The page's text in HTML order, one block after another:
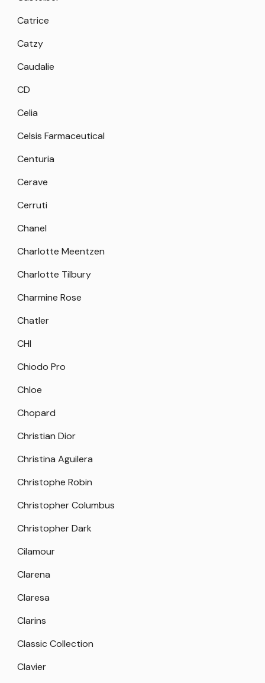
Catrice
Catzy
Caudalie
CD
Celia
Celsis Farmaceutical
Centuria
Cerave
Cerruti
Chanel
Charlotte Meentzen
Charlotte Tilbury
Charmine Rose
Chatler
CHI
Chiodo Pro
Chloe
Chopard
Christian Dior
Christina Aguilera
Christophe Robin
Christopher Columbus
Christopher Dark
Cilamour
Clarena
Claresa
Clarins
Classic Collection
Clavier